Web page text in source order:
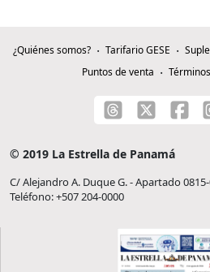
¿Quiénes somos? Tarifario GESE
Puntos de venta
© 2019 La Estrella de Panamá
C/ Alejandro A. Duque G. - Apartado
Teléfono: +507 204-0000